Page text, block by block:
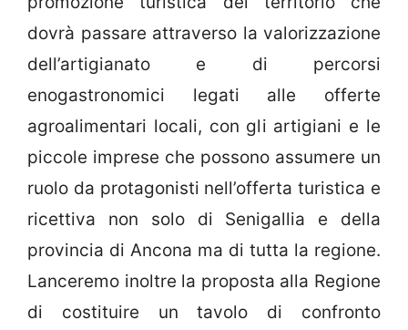
dovrà passare attraverso la valorizzazione
dell’artigianato e di percorsi
enogastronomici legati alle offerte
agroalimentari locali, con gli artigiani e le
piccole imprese che possono assumere un
ruolo da protagonisti nell’offerta turistica e
ricettiva non solo di Senigallia e della
provincia di Ancona ma di tutta la regione.
Lanceremo inoltre la proposta alla Regione
di costituire un tavolo di confronto